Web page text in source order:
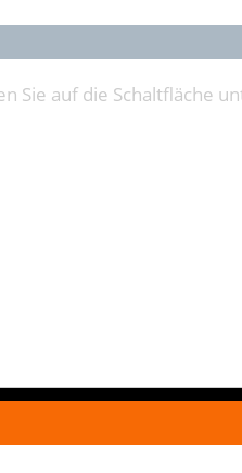
Sie auf die Schaltfläche